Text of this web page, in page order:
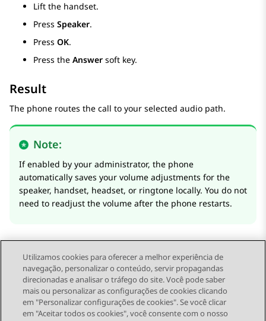
Lift the handset.
Press Speaker.
Press OK.
Press the Answer soft key.
Result
The phone routes the call to your selected audio path.
Note:
If enabled by your administrator, the phone
automatically saves your volume adjustments for the
speaker, handset, headset, or ringtone locally. You do not
need to readjust the volume after the phone restarts.
Send Feedback
Utilizamos cookies para oferecer a melhor experiência de
navegação, personalizar o conteúdo, servir propagandas
direcionadas e analisar o tráfego do site. Você pode saber
mais ou personalizar as configurações de cookies clicando
em "Personalizar configurações de cookies". Se você clicar
em "Aceitar todos os cookies", você consente com o nosso